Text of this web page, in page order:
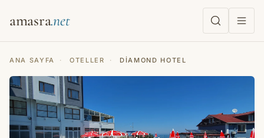
amasra
ANA SAYFA · OTELLER · DIAMOND HOTEL